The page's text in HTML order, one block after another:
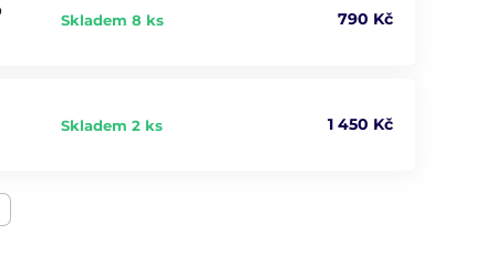
Skladem 8 ks 790 Kč
Skladem 2 ks 1 450 Kč